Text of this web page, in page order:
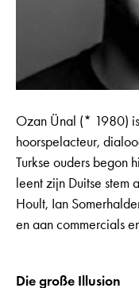
Ozan Ünal (* 1980)
hoorspelacteur,
Turkse ouders begon
leent zijn Duitse stem
Hoult, Ian
en aan commercials
Die große Illusion